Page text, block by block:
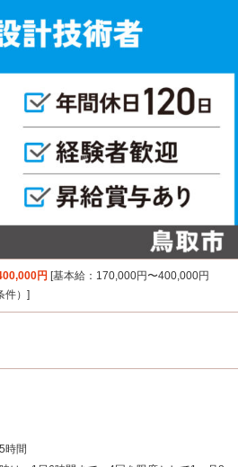
円 基本給：170,000円〜400,000円
）
時間